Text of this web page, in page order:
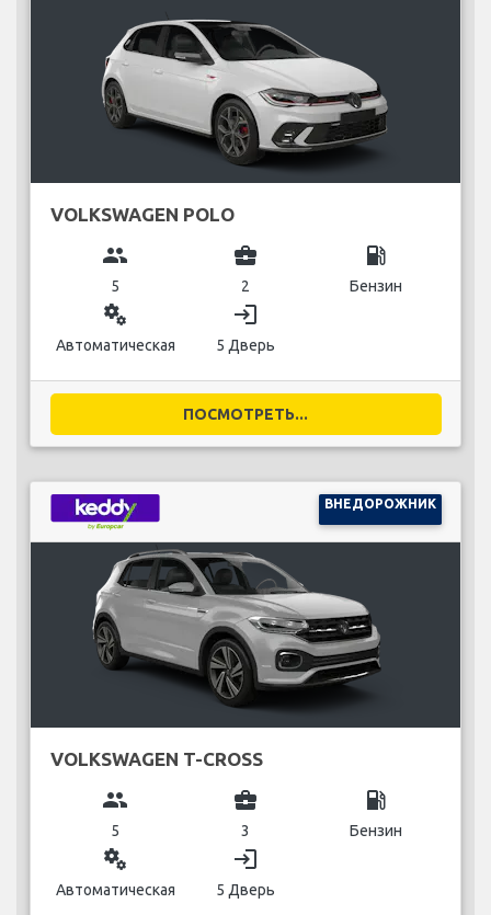
VOLKSWAGEN POLO
group
5
business_center
2
local_gas_station
Бензин
miscellaneous_services
Автоматическая
login
5 Дверь
ПОСМОТРЕТЬ...
ВНЕДОРОЖНИК
VOLKSWAGEN T-CROSS
group
5
business_center
3
local_gas_station
Бензин
miscellaneous_services
Автоматическая
login
5 Дверь